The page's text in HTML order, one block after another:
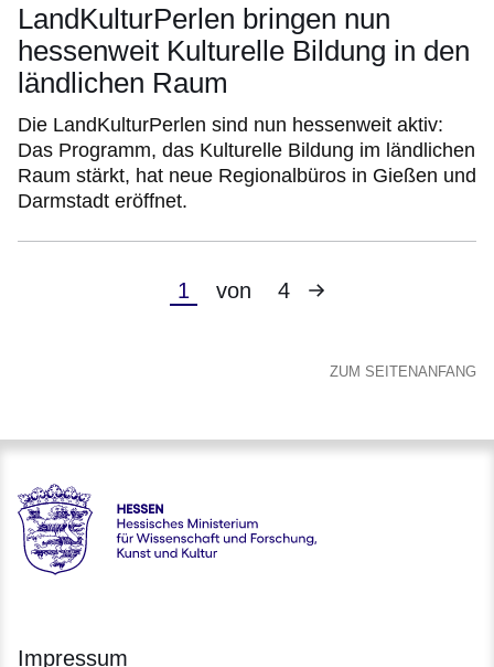
LandKulturPerlen bringen nun
hessenweit Kulturelle Bildung in den
ländlichen Raum
Die LandKulturPerlen sind nun hessenweit aktiv:
Das Programm, das Kulturelle Bildung im ländlichen
Raum stärkt, hat neue Regionalbüros in Gießen und
Darmstadt eröffnet.
Aktuelle
1 von 4
Nächste
ZUM SEITENANFANG
Hessen - Hessisches Ministerium für Wissenschaft und
Impressum